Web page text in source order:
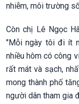
nhiễm, môi trường
Còn chị Lê Ngọc
"Mỗi ngày tôi đi ít
nhiều hôm có công
rất mát và sạch,
mong thành phố
người dân tham gia